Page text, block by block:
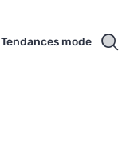
Tendances mode